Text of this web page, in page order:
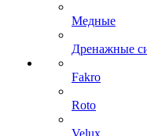
Медные
Дренажные
Fakro
Roto
Velux